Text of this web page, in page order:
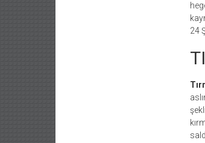
24